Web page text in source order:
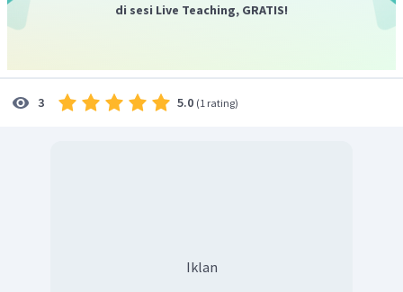
di sesi Live Teaching, GRATIS!
3 5.0 (1 rating)
Iklan